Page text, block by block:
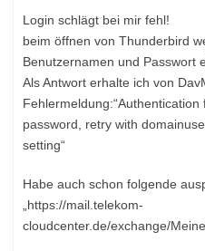
Login schlägt bei mir fehl!
beim öffnen von Thunderbird
Benutzernamen und Passwort
Als Antwort erhalte ich von
password, retry with
setting“
Habe auch schon folgende
„https://mail.telekom-
cloudcenter.de/exchange/